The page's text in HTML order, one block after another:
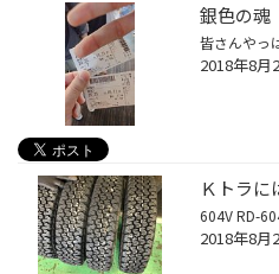
銀色の魂
2018年8月
Ｋトラに
2018年8月